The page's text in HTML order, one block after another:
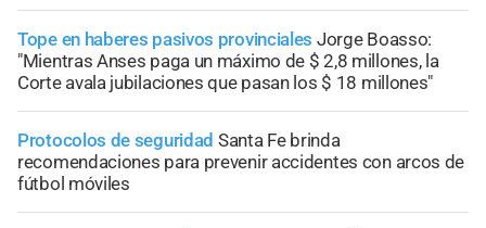
Tope en haberes pasivos provinciales Jorge Boasso:
"Mientras Anses paga un máximo de $ 2,8 millones, la
Corte avala jubilaciones que pasan los $ 18 millones"
Protocolos de seguridad Santa Fe brinda
recomendaciones para prevenir accidentes con arcos de
fútbol móviles